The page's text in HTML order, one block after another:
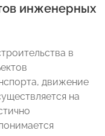
инженерных
в
движение
на